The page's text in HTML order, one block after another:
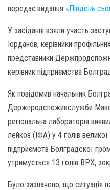
передає видання «Південь
У засіданні взяли участь
Іорданов, керівники
представники
керівник підприємства
Як повідомив начальник
Держпродспоживслужби
регіональна лабораторія
лейкоз (ІФА) у 4 голів
підприємств Болградскої
утримується 13 голів ВРХ,
Було зазначено, що ситуація